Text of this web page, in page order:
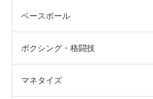
ベースボール
ボクシング・格闘技
マネタイズ